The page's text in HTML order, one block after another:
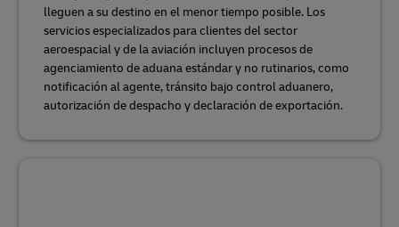
lleguen a su destino en el menor tiempo posible. Los
servicios especializados para clientes del sector
aeroespacial y de la aviación incluyen procesos de
agenciamiento de aduana estándar y no rutinarios, como
notificación al agente, tránsito bajo control aduanero,
autorización de despacho y declaración de exportación.